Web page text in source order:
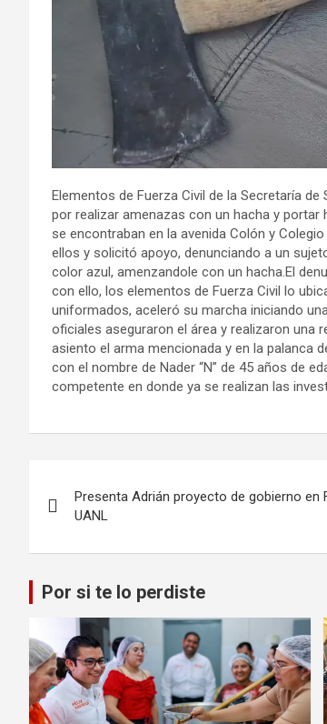
Elementos de Fuerza Civil de la Secretaría
por realizar amenazas con un hacha y
se encontraban en la avenida Colón y
ellos y solicitó apoyo, denunciando a un
color azul, amenzandole con un hacha.El
con ello, los elementos de Fuerza Civil lo
uniformados, aceleró su marcha iniciando
oficiales aseguraron el área y realizaron una
asiento el arma mencionada y en la palanca
con el nombre de Nader “N” de 45 años de
competente en donde ya se realizan las
de
entradas
Presenta Adrián proyecto de gobierno en
UANL
Por si te lo perdiste